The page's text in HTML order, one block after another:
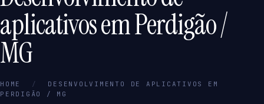
aplicativos em Perdigão /
MG
HOME /
DESENVOLVIMENTO DE APLICATIVOS EM
PERDIGÃO / MG